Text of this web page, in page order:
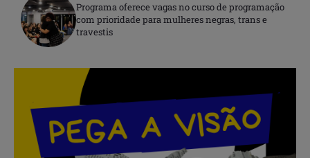
Programa oferece vagas no curso de programação
com prioridade para mulheres negras, trans e
travestis
.